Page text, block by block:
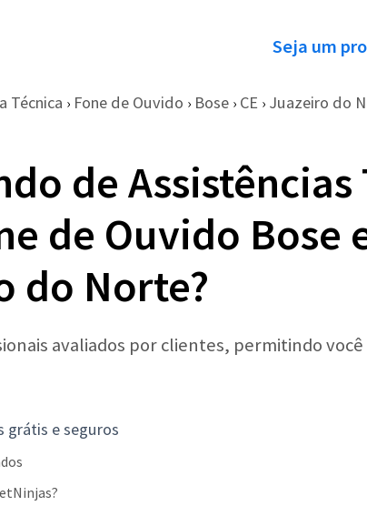
Seja um
Técnica › Fone de Ouvido › Bose › CE › Juazeiro do
de Assistências
de Ouvido Bose
do Norte?
avaliados por clientes, permitindo
grátis e seguros